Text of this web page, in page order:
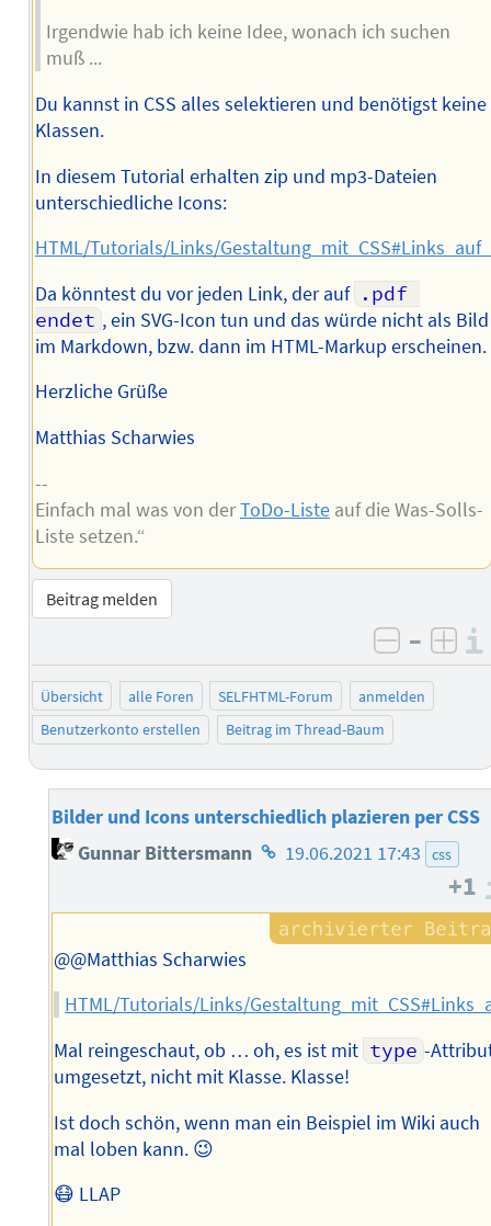
Irgendwie hab ich keine Idee, wonach ich suchen
muß ...
Du kannst in CSS alles selektieren und benötigst keine
Klassen.
In diesem Tutorial erhalten zip und mp3-Dateien
unterschiedliche Icons:
HTML/Tutorials/Links/
Da könntest du vor jeden Link, der auf .pdf
endet , ein SVG-Icon tun und das würde nicht als Bild
im Markdown, bzw. dann im HTML-Markup erscheinen.
Herzliche Grüße
Matthias Scharwies
--
Einfach mal was von derToDo-Listeauf die Was-Solls-
Liste setzen.“
Beitrag melden
negativ
–
Übersicht alle Foren SELFHTML-Forum
anmelden
Benutzerkonto erstellen
Beitrag im Thread-Baum
Bilder und Icons unterschiedlich plazieren per CSS
Gunnar Bittersmann Homepage
Autors
19.06.2021 17:43 css
+1
@@Matthias Scharwies
HTML/Tutorials/Links/
Mal reingeschaut, ob … oh, es ist mit type -
umgesetzt, nicht mit Klasse. Klasse!
Ist doch schön, wenn man ein Beispiel im Wiki auch
mal loben kann. 😉
😷 LLAP